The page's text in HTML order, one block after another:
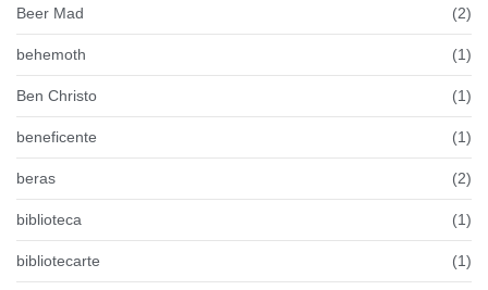
Beer Mad (2)
behemoth (1)
Ben Christo (1)
beneficente (1)
beras (2)
biblioteca (1)
bibliotecarte (1)